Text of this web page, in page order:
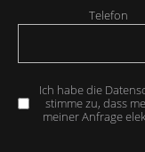
Telefon
Ich habe die
stimme zu, dass
meiner Anfrage